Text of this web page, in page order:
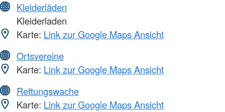
Kleiderläden
Kleiderladen
Karte: Link zur Google Maps Ansicht
Ortsvereine
Karte: Link zur Google Maps Ansicht
Rettungswache
Karte: Link zur Google Maps Ansicht